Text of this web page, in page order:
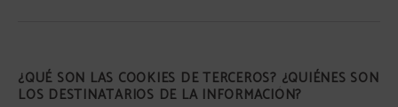
¿QUÉ SON LAS COOKIES DE TERCEROS? ¿QUIÉNES SON
LOS DESTINATARIOS DE LA INFORMACIÓN?